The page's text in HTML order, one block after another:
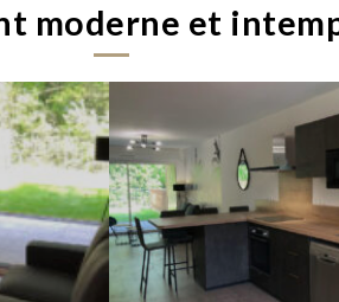
moderne et